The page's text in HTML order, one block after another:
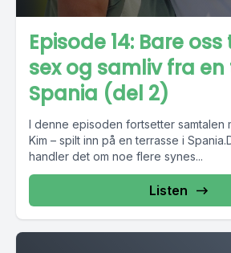
Episode 14: Bare
sex og samliv fra en
Spania (del 2)
I denne episoden fortsetter samtalen
Kim – spilt inn på en terrasse i
handler det om noe flere synes...
Listen